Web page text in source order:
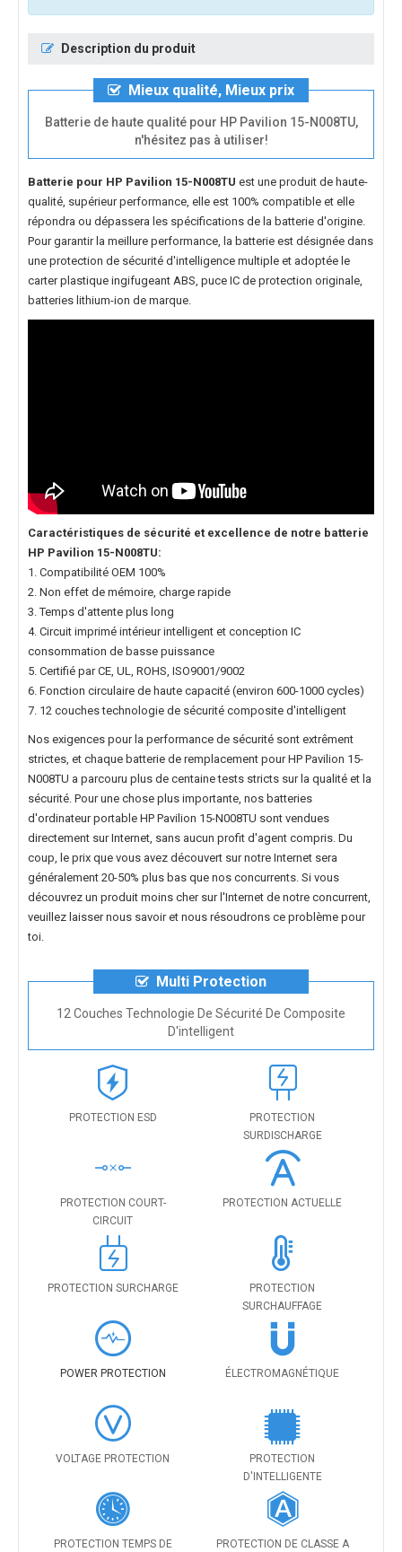
Description du produit
Mieux qualité, Mieux prix
Batterie de haute qualité pour HP Pavilion 15-N008TU,
n'hésitez pas à utiliser!
Batterie pour HP Pavilion 15-N008TU est une produit de haute-
qualité, supérieur performance, elle est 100% compatible et elle
répondra ou dépassera les spécifications de la batterie d'origine.
Pour garantir la meillure performance, la batterie est désignée dans
une protection de sécurité d'intelligence multiple et adoptée le
carter plastique ingifugeant ABS, puce IC de protection originale,
batteries lithium-ion de marque.
Caractéristiques de sécurité et excellence de notre batterie
HP Pavilion 15-N008TU:
1. Compatibilité OEM 100%
2. Non effet de mémoire, charge rapide
3. Temps d'attente plus long
4. Circuit imprimé intérieur intelligent et conception IC
consommation de basse puissance
5. Certifié par CE, UL, ROHS, ISO9001/9002
6. Fonction circulaire de haute capacité (environ 600-1000 cycles)
7. 12 couches technologie de sécurité composite d'intelligent
Nos exigences pour la performance de sécurité sont extrêment
strictes, et chaque batterie de remplacement pour HP Pavilion 15-
N008TU a parcouru plus de centaine tests stricts sur la qualité et la
sécurité. Pour une chose plus importante, nos batteries
d'ordinateur portable HP Pavilion 15-N008TU sont vendues
directement sur Internet, sans aucun profit d'agent compris. Du
coup, le prix que vous avez découvert sur notre Internet sera
généralement 20-50% plus bas que nos concurrents. Si vous
découvrez un produit moins cher sur l'Internet de notre concurrent,
veuillez laisser nous savoir et nous résoudrons ce problème pour
toi.
Multi Protection
12 Couches Technologie De Sécurité De Composite
D'intelligent
PROTECTION ESD
PROTECTION
SURDISCHARGE
PROTECTION COURT-
CIRCUIT
PROTECTION ACTUELLE
PROTECTION SURCHARGE
PROTECTION
SURCHAUFFAGE
POWER PROTECTION ÉLECTROMAGNÉTIQUE
VOLTAGE PROTECTION
PROTECTION
D'INTELLIGENTE
PROTECTION TEMPS DE
PROTECTION DE CLASSE A